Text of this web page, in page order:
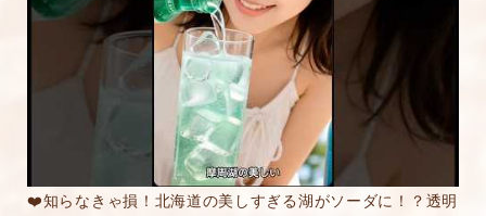
タンから送信ください。
❤️知らなきゃ損！北海道の美しすぎる湖がソーダに！？透明